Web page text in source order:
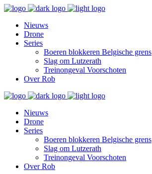
Nieuws
Drone
Series
Boeren blokkeren Belgische grens
Slag om Lutzerath
Treinongeval Voorschoten
Over Rob
Nieuws
Drone
Series
Boeren blokkeren Belgische grens
Slag om Lutzerath
Treinongeval Voorschoten
Over Rob